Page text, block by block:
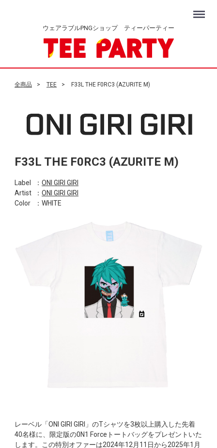
ウェアラブルPNGショップ ティーパーティー
Menu
全商品 TEE F33L THE F0RC3 (AZURITE M)
F33L THE F0RC3 (AZURITE M)
Label ： ONI GIRI GIRI
Artist
： ONI GIRI GIRI
Color
：WHITE
レーベル「ONI GIRI GIRI」のTシャツを3枚以上購入した先着
40名様に、限定版の0N1 Forceトートバッグをプレゼントいた
します。この特別オファーは2024年12月11日から2025年1月